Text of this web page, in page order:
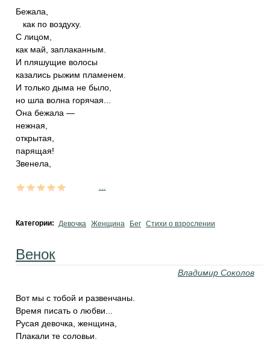
Бежала,
как по воздуху.
С лицом,
как май, заплаканным.
И пляшущие волосы
казались рыжим пламенем.
И только дыма не было,
но шла волна горячая...
Она бежала —
нежная,
открытая,
парящая!
Звенела,
Категории: Девочка Женщина Бег Стихи о взрослении
Венок
Владимир Соколов
Вот мы с тобой и развенчаны.
Время писать о любви...
Русая девочка, женщина,
Плакали те соловьи.